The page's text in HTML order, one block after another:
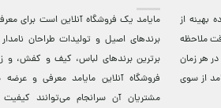
بهینه از
ملاحظه
هر زمان
از سوی
مایامد يک فروشگاه آنلاين است برای
برندهای اصيل و توليدات طراحان
برترين‌ برندهای لباس، کيف و کفش، و
فروشگاه آنلاين مایامد معرفی و
مشتريان آن سرانجام می‌توانند